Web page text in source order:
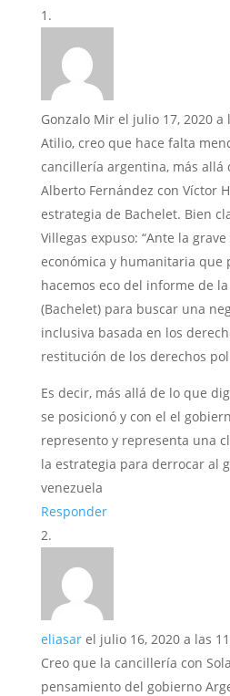
Gonzalo Mir el julio 17, 2020 a
Atilio, creo que hace falta
cancillería argentina, más allá
Alberto Fernández con Víctor
estrategia de Bachelet. Bien
Villegas expuso: “Ante la
económica y humanitaria que
hacemos eco del informe de
(Bachelet) para buscar una
inclusiva basada en los
restitución de los derechos
Es decir, más allá de lo que
se posicionó y con el el
represento y representa una
la estrategia para derrocar al
venezuela
Responder
eliasar el julio 16, 2020 a las
Creo que la cancillería con
pensamiento del gobierno